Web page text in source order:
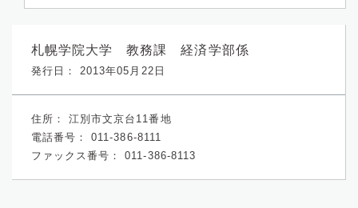
発行日： 2013年05月22日
札幌学院大学 教務課 経済学部係
住所：
江別市文京台11番地
電話番号：
011-386-8111
ファックス番号：
011-386-8113